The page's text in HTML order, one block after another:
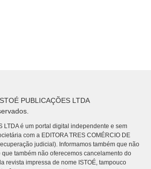
PUBLICAÇÕES LTDA
LTDA é um portal digital independente e sem
com a EDITORA TRES COMÉRCIO DE
judicial). Informamos também que não
também não oferecemos cancelamento do
revista impressa de nome ISTOÉ, tampouco